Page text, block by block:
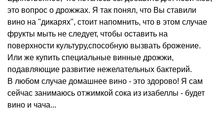
это вопрос о дрожжах. Я так понял, что Вы ставили
вино на "дикарях", стоит напомнить, что в этом случае
фрукты мыть не следует, чтобы оставить на
поверхности культуру,способную вызвать брожение.
Или же купить специальные винные дрожжи,
подавляющие развитие нежелательных бактерий.
В любом случае домашнее вино - это здорово! Я сам
сейчас занимаюсь отжимкой сока из изабеллы - будет
вино и чача...